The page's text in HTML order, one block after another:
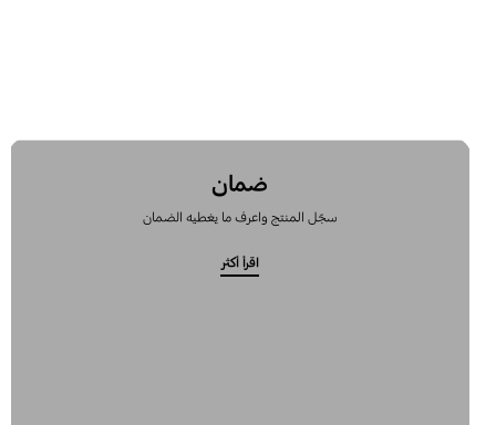
ضمان
سجّل المنتج واعرف ما يغطيه الضمان
اقرأ أكثر